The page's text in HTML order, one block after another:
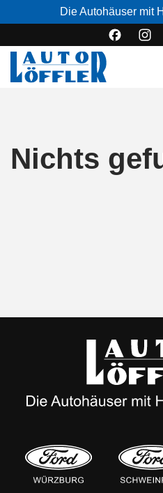
Die Autohäuser mit
Nichts